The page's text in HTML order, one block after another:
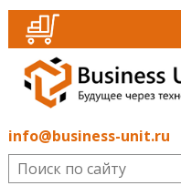
info@business-unit.ru